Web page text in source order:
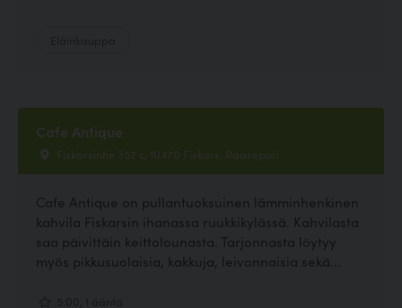
Cafe Antique
Fiskarsintie 352 c, 10470 Fiskars, Raasepori
Cafe Antique on pullantuoksuinen lämminhenkinen
kahvila Fiskarsin ihanassa ruukkikylässä. Kahvilasta
saa päivittäin keittolounasta. Tarjonnasta löytyy
myös pikkusuolaisia, kakkuja, leivonnaisia sekä...